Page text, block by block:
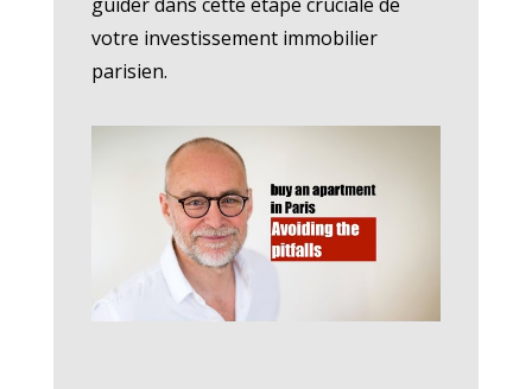
votre investissement immobilier
parisien.